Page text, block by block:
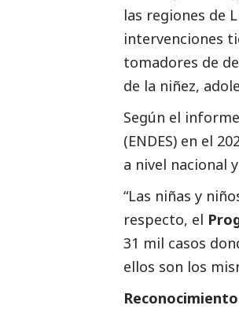
las regiones de
intervenciones
tomadores de
de la niñez,
Según el
(ENDES) en el
a nivel nacional
“Las niñas y
respecto, el
31 mil casos
ellos son los